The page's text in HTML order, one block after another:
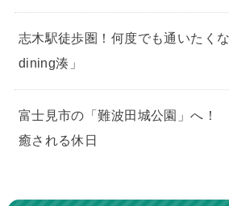
志木駅徒歩圏！何度でも通いたく
dining湊」
富士見市の「難波田城公園」へ！
癒される休日